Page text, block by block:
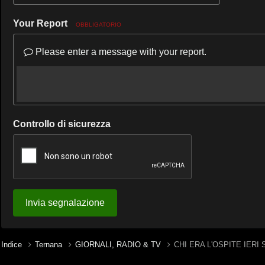
Your Report OBBLIGATORIO
Please enter a message with your report.
Controllo di sicurezza
Invia segnalazione
Indice Ternana GIORNALI, RADIO & TV CHI ERA L'OSPITE IERI